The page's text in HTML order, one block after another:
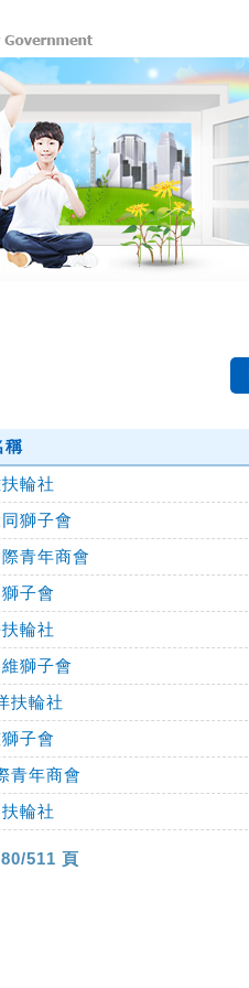
稱
輪社
獅子會
青年商會
子會
輪社
獅子會
扶輪社
子會
青年商會
輪社
511 頁